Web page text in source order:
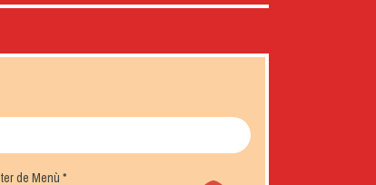
de Menù *